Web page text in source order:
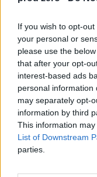
If you wish to opt-
your personal or
please use the
that after your opt-
interest-based ads
personal information
may separately opt-
information by third
This information
List of Downstream
parties.
Nie żyje ojciec